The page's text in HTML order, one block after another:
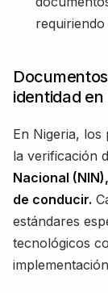
identidad en
En Nigeria, los
la verificación
Nacional
de conducir.
estándares
tecnológicos